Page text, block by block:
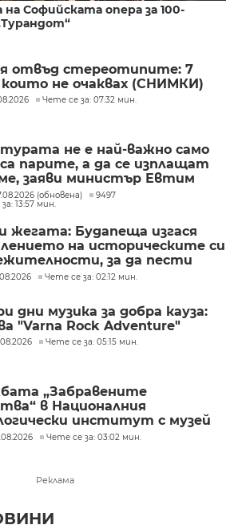
Софийската опера за 100-
отвъд стереотипите: 7
не очаквах (СНИМКИ)
Чете се за: 07:32 мин.
не е най-важно само
са парите, а да се изплащат
заяви министър Евтим
(обновена)
9497
13:57 мин.
жегата: Будапеща изгася
на историческите си
за да пести
Чете се за: 02:12 мин.
дни музика за добра кауза:
"Varna Rock Adventure"
Чете се за: 05:15 мин.
„Забравените
в Националния
институт с музей
Чете се за: 03:02 мин.
Реклама